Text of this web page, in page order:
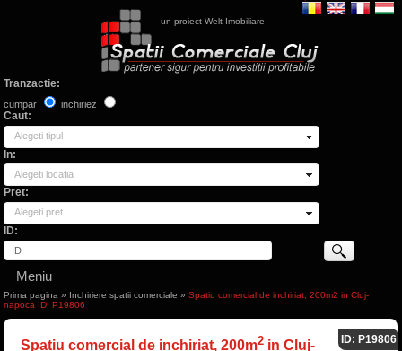
un proiect Welt Imobiliare
Tranzactie:
cumpar inchiriez
Caut:
Alegeti tipul
In:
Alegeti locatia
Pret:
Alegeti pret
ID:
Meniu
Prima pagina » Inchiriere spatii comerciale »Spatiu comercial de inchiriat, 200m2 in Cluj-
napoca ID: P19806
Spatiu comercial de inchiriat, 200m2in Cluj-
ID: P19806